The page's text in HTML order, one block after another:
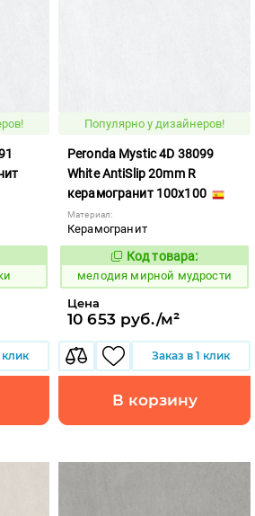
Код:
клик
Популярно у дизайнеров!
Peronda Mystic 4D 38099
White AntiSlip 20mm R
керамогранит 100x100
Материал:
Керамогранит
Код:
960305
Код товара:
мелодия мирной мудрости
Цена
10 653 руб./м²
Заказ в 1 клик
В корзину